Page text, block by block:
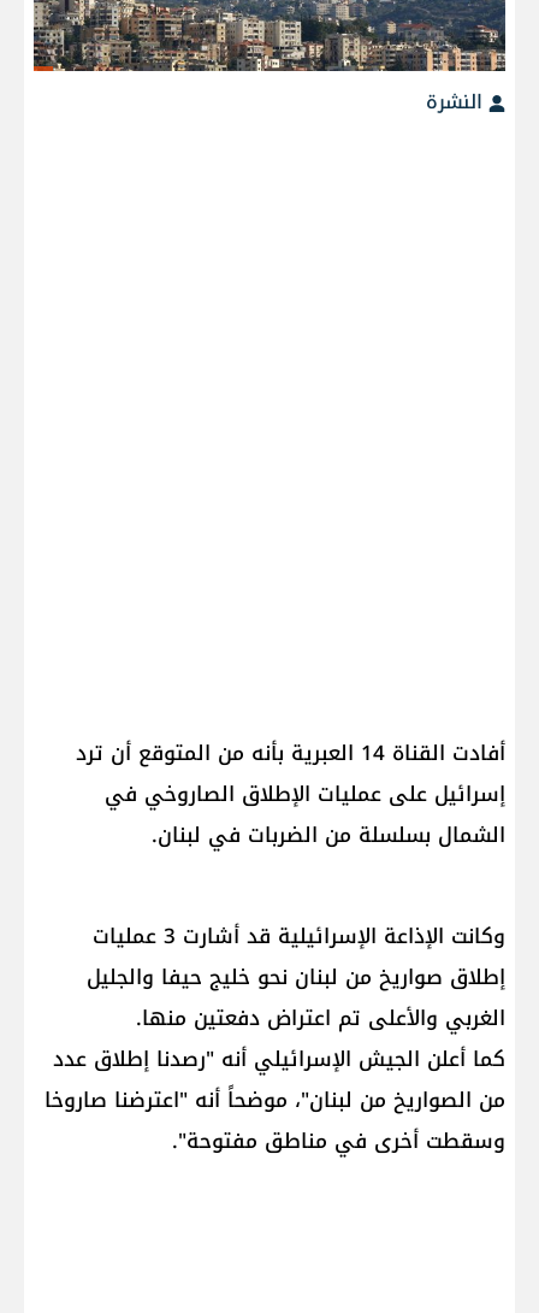
النشرة
أفادت القناة 14 العبرية بأنه من المتوقع أن ترد ​
إسرائيل​ على عمليات الإطلاق الصاروخي في
الشمال بسلسلة من الضربات في ​لبنان​.
وكانت الإذاعة الإسرائيلية قد أشارت 3 عمليات
إطلاق صواريخ من لبنان نحو خليج حيفا والجليل
الغربي والأعلى تم اعتراض دفعتين منها.
كما أعلن الجيش الإسرائيلي أنه "رصدنا إطلاق عدد
من الصواريخ من لبنان"، موضحاً أنه "اعترضنا صاروخا
وسقطت أخرى في مناطق مفتوحة".